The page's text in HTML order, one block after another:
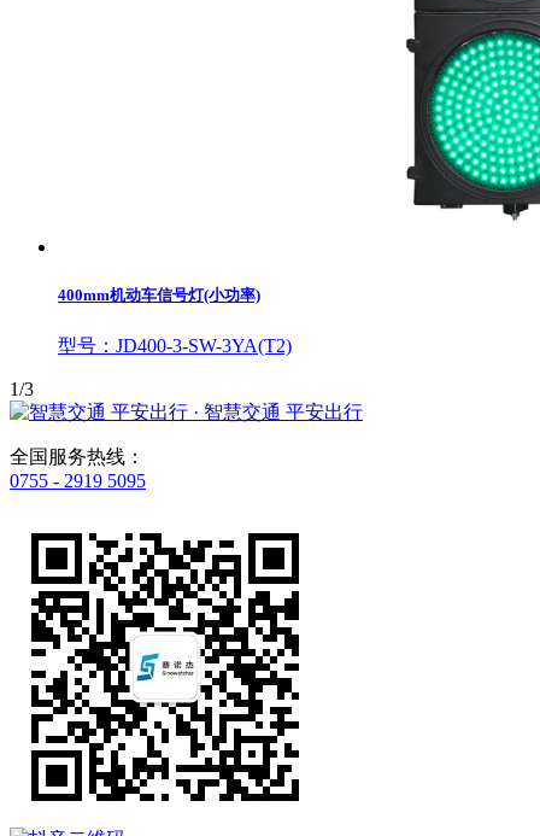
400mm机动车信号灯(小功率)
型号：JD400-3-SW-3YA(T2)
1/3
· 智慧交通 平安出行
全国服务热线：
0755 - 2919 5095